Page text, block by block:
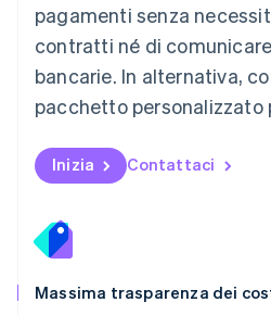
pagamenti senza
contratti né di
bancarie. In alternativa,
pacchetto personalizzato
Inizia Contattaci
Massima trasparenza dei
Norvegia
English
Nuova Zelanda
English
NederlandsEnglish
English
Portogallo
RAS di Hong Kong, Cina
English
English